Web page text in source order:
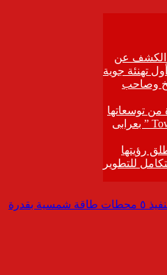
القناة لتوزيع الكهرباء تستهدف تنفيذ ٥ محطات طاقة شمسية بقدرة